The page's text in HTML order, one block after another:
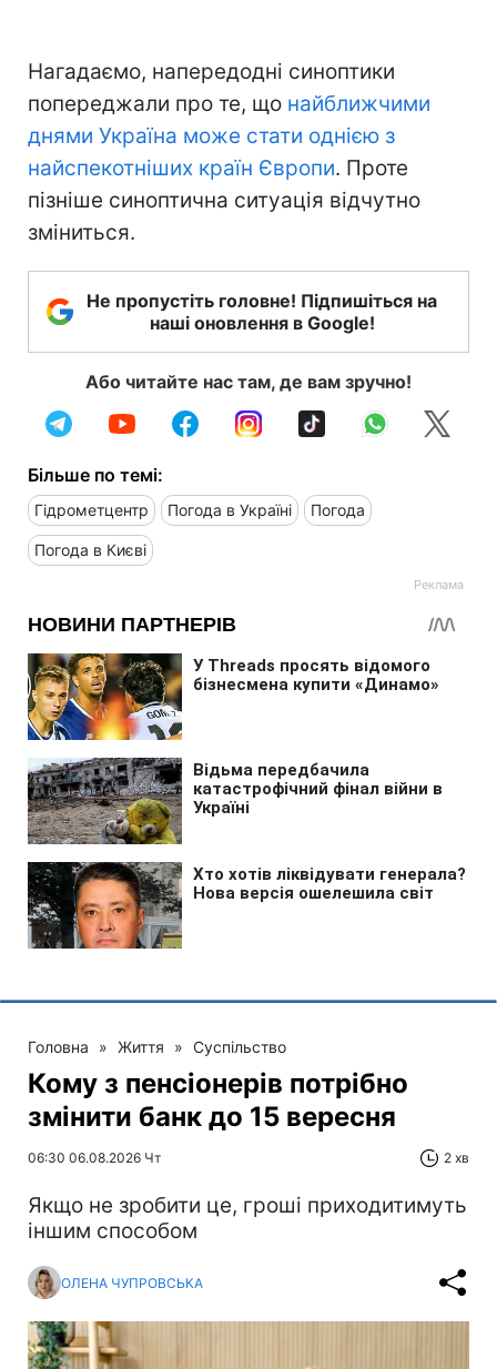
Нагадаємо, напередодні синоптики
попереджали про те, що найближчими
днями Україна може стати однією з
найспекотніших країн Європи. Проте
пізніше синоптична ситуація відчутно
зміниться.
Не пропустіть головне! Підпишіться на
наші оновлення в Google!
Або читайте нас там, де вам зручно!
Більше по темі:
Гідрометцентр Погода в Україні Погода
Погода в Києві
Головна » Життя » Суспільство
Кому з пенсіонерів потрібно
змінити банк до 15 вересня
06:30 06.08.2026 Чт 2 хв
Якщо не зробити це, гроші приходитимуть
іншим способом
ОЛЕНА ЧУПРОВСЬКА